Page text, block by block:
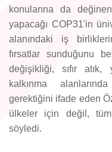
konularına da
yapacağı COP31'in
alanındaki iş
fırsatlar sunduğunu
değişikliği, sıfır
kalkınma
gerektiğini ifade eden
ülkeler için değil,
söyledi.